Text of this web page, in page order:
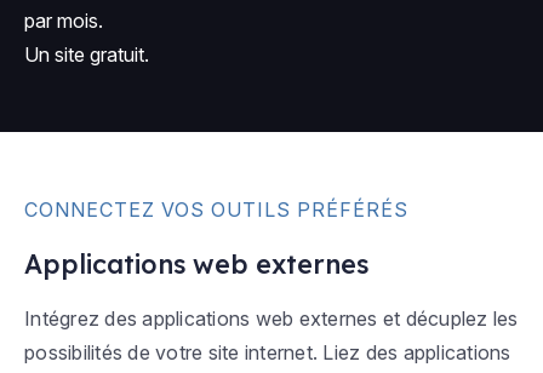
par mois.
Un site gratuit.
CONNECTEZ VOS OUTILS PRÉFÉRÉS
Applications web externes
Intégrez des applications web externes et décuplez les
possibilités de votre site internet. Liez des applications